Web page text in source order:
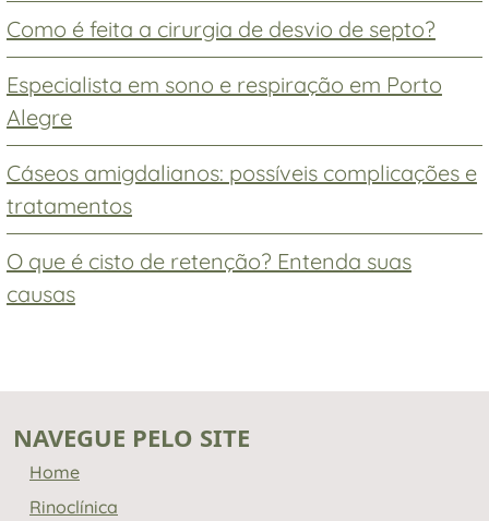
Como é feita a cirurgia de desvio de septo?
Especialista em sono e respiração em Porto
Alegre
Cáseos amigdalianos: possíveis complicações e
tratamentos
O que é cisto de retenção? Entenda suas
causas
NAVEGUE PELO SITE
Home
Rinoclínica